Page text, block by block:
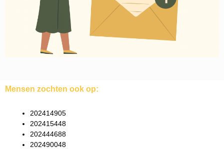
Mensen zochten ook op:
202414905
202415448
202444688
202490048